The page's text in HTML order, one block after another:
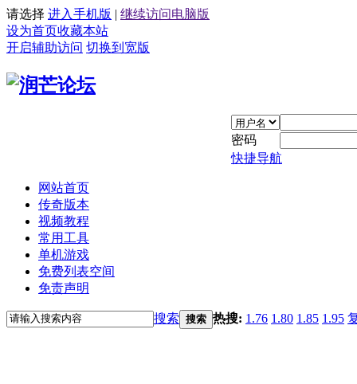
请选择 进入手机版 | 继续访问电脑版
设为首页收藏本站
开启辅助访问 切换到宽版
密码
快捷导航
网站首页
传奇版本
视频教程
常用工具
单机游戏
免费列表空间
免责声明
搜索 搜索 热搜: 1.76 1.80 1.85 1.95